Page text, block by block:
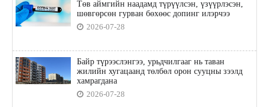
Төв аймгийн наадамд түрүүлсэн, үзүүрлэсэн,
шөвгөрсөн гурван бөхөөс допинг илэрчээ
2026-07-28
Байр түрээслэнгээ, урьдчилгааг нь таван
жилийн хугацаанд төлбөл орон сууцны зээлд
хамрагдана
2026-07-28